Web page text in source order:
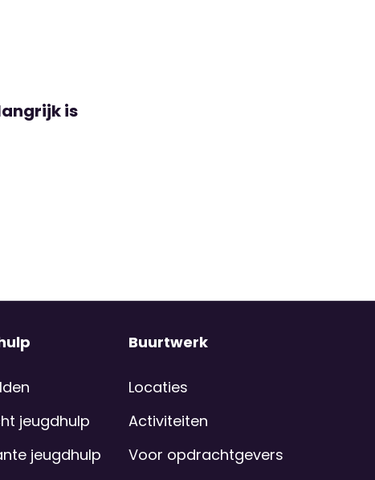
is
jeugdhulp
jeugdhulp
Buurtwerk
Locaties
Activiteiten
Voor opdrachtgevers